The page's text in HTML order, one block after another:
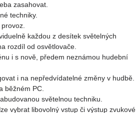
zasahovat.
techniky.
každou z desítek světelných
rozdíl od osvětlovače.
i s nově, předem neznámou hudební
i na nepředvídatelné změny v hudbě.
běžném PC.
světelnou techniku.
vybrat libovolný vstup či výstup zvukové